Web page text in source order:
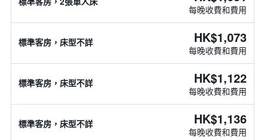
每晚收費和費用
標準客房，床型不詳 HK$1,073
每晚收費和費用
標準客房，床型不詳 HK$1,122
每晚收費和費用
標準客房，床型不詳 HK$1,136
每晚收費和費用